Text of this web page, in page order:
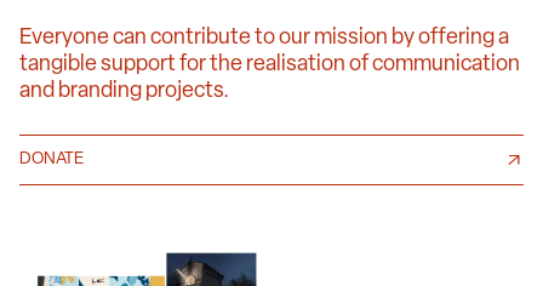
Everyone can contribute to our mission by offering a
tangible support for the realisation of communication
and branding projects.
DONATE